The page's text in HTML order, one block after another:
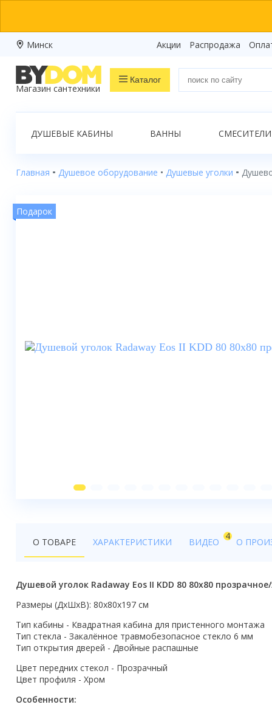
Минск Акции Распродажа
Магазин сантехники
Каталог
Распродажа
Ванны
Кухонные мойки
Трапы
Радиаторы отопления
Котлы отопления
Аксессуары для ванной
ДУШЕВЫЕ КАБИНЫ ВАННЫ СМЕСИТЕЛИ
Главная Душевое оборудование Душевые уголки
Подарок
О ТОВАРЕ ХАРАКТЕРИСТИКИ ВИДЕО
4
О
Душевой уголок Radaway Eos II KDD 80 80х80
Размеры (ДхШхВ): 80x80х197 см
Тип кабины - Квадратная кабина для пристенного монтажа
Тип стекла - Закалённое травмобезопасное стекло 6 мм
Тип открытия дверей - Двойные распашные
Цвет передних стекол - Прозрачный
Цвет профиля - Хром
Особенности: